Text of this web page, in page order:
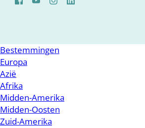
Bestemmingen
Europa
Azië
Afrika
Midden-Amerika
Midden-Oosten
Zuid-Amerika